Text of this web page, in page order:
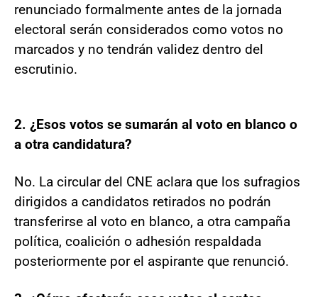
renunciado formalmente antes de la jornada
electoral serán considerados como votos no
marcados y no tendrán validez dentro del
escrutinio.
2. ¿Esos votos se sumarán al voto en blanco o
a otra candidatura?
No. La circular del CNE aclara que los sufragios
dirigidos a candidatos retirados no podrán
transferirse al voto en blanco, a otra campaña
política, coalición o adhesión respaldada
posteriormente por el aspirante que renunció.